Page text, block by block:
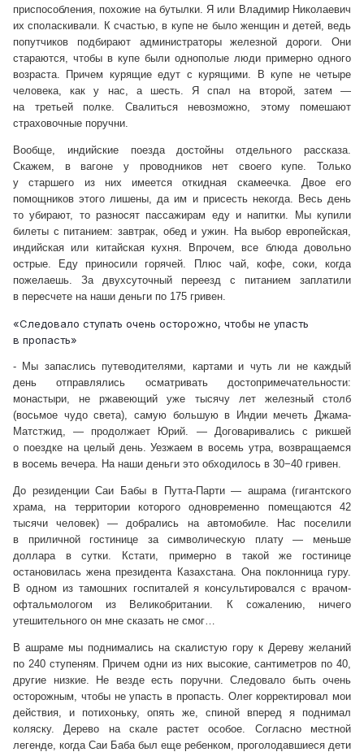
приспособления, похожие на бутылки. Я или Владимир Николаевич
их споласкивали. К счастью, в купе не было женщин и детей, ведь
попутчиков подбирают администраторы железной дороги. Они
стараются, чтобы в купе были однополые люди примерно одного
возраста. Причем курящие едут с курящими. В купе не четыре
человека, как у нас, а шесть. Я спал на второй, затем —
на третьей полке. Свалиться невозможно, этому помешают
страховочные поручни.
Вообще, индийские поезда достойны отдельного рассказа.
Скажем, в вагоне у проводников нет своего купе. Только
у старшего из них имеется откидная скамеечка. Двое его
помощников этого лишены, да им и присесть некогда. Весь день
то убирают, то разносят пассажирам еду и напитки. Мы купили
билеты с питанием: завтрак, обед и ужин. На выбор европейская,
индийская или китайская кухня. Впрочем, все блюда довольно
острые. Еду приносили горячей. Плюс чай, кофе, соки, когда
пожелаешь. За двухсуточный переезд с питанием заплатили
в пересчете на наши деньги по 175 гривен.
«Следовало ступать очень осторожно, чтобы не упасть
в пропасть»
- Мы запаслись путеводителями, картами и чуть ли не каждый
день отправлялись осматривать достопримечательности:
монастыри, не ржавеющий уже тысячу лет железный столб
(восьмое чудо света), самую большую в Индии мечеть Джама-
Матстжид, — продолжает Юрий. — Договаривались с рикшей
о поездке на целый день. Уезжаем в восемь утра, возвращаемся
в восемь вечера. На наши деньги это обходилось в 30−40 гривен.
До резиденции Саи Бабы в Путта-Парти — ашрама (гигантского
храма, на территории которого одновременно помещаются 42
тысячи человек) — добрались на автомобиле. Нас поселили
в приличной гостинице за символическую плату — меньше
доллара в сутки. Кстати, примерно в такой же гостинице
остановилась жена президента Казахстана. Она поклонница гуру.
В одном из тамошних госпиталей я консультировался с врачом-
офтальмологом из Великобритании. К сожалению, ничего
утешительного он мне сказать не смог…
В ашраме мы поднимались на скалистую гору к Дереву желаний
по 240 ступеням. Причем одни из них высокие, сантиметров по 40,
другие низкие. Не везде есть поручни. Следовало быть очень
осторожным, чтобы не упасть в пропасть. Олег корректировал мои
действия, и потихоньку, опять же, спиной вперед я поднимал
коляску. Дерево на скале растет особое. Согласно местной
легенде, когда Саи Баба был еще ребенком, проголодавшиеся дети